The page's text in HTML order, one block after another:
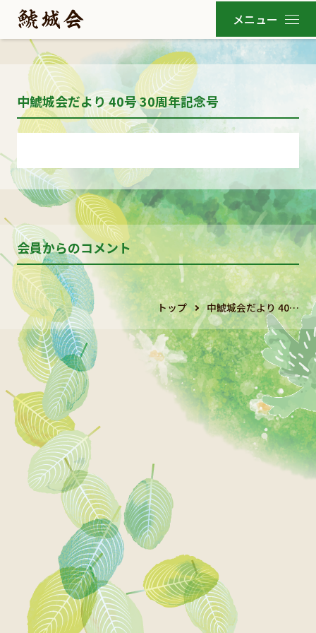
中鯱城会だより 40号 30周年記念号
会員からのコメント
トップ 中鯱城会だより 40…